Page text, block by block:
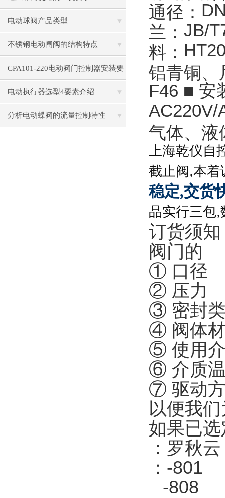
电动球阀产品类型
不锈钢电动闸阀的结构特点
CPA101-220电动阀门控制器安装要
注意些细节？
电动执行器选型4要素介绍
分析电动蝶阀的流量控制特性
通径：
兰： JB/
料：
铝青铜、
F46 ■ 安
气体、液
上海乾仪自
截止阀 ,本着
稳定,交货
品实行三包,
订货须
阀门的
① 口径
② 压力
③ 密封
④ 阀体
⑤ 使用
⑥ 介质
⑦ 驱动
以便我
如果已
：罗秋云
：-801
-808